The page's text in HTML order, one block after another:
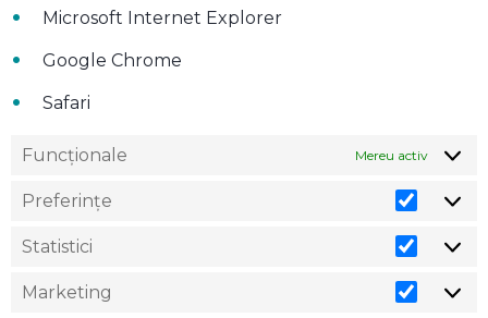
Microsoft Internet Explorer
Google Chrome
Safari
Funcționale Mereu activ
Preferințe
Statistici
Marketing